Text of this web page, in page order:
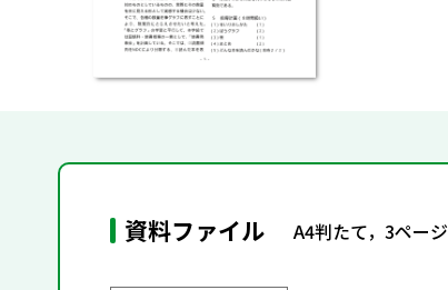
資料ファイル A4判たて，3ページ